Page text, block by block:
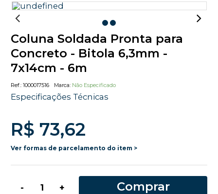
Coluna Soldada Pronta para
Concreto - Bitola 6,3mm -
7x14cm - 6m
1000017516 Não Especificado
Especificações Técnicas
R$ 73,62
Ver formas de parcelamento do item >
- + Comprar